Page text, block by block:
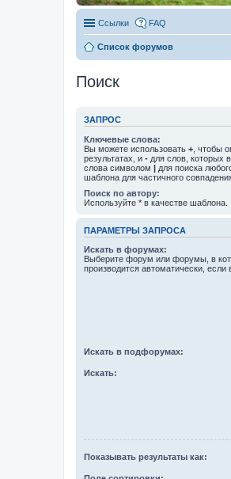
Ссылки FAQ
Список форумов
Поиск
ЗАПРОС
Ключевые слова:
Вы можете использовать + , чтобы
результатах, и - для слов, которых
слова символом | для поиска
шаблона для частичного
Поиск по автору:
Используйте * в качестве шаблона.
ПАРАМЕТРЫ ЗАПРОСА
Искать в форумах:
Выберите форум или форумы, в
производится автоматически,
Искать в подфорумах:
Искать:
Показывать результаты как: